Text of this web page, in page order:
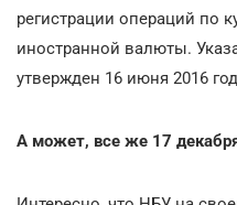
регистрации операций по
иностранной валюты.
утвержден 16 июня 2016
А может, все же 17